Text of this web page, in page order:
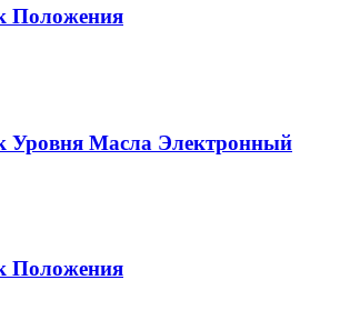
Положения
Уровня Масла Электронный
Положения